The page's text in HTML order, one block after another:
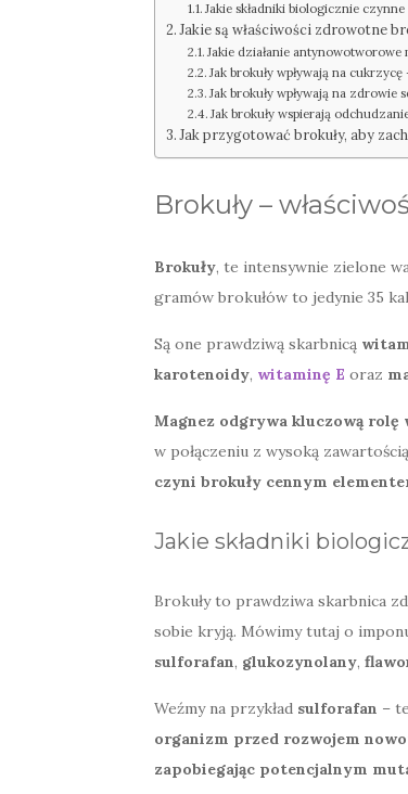
Jakie składniki biologicznie
Jakie są właściwości zdrowotne
Jakie działanie antynowotworowe
Jak brokuły wpływają na
Jak brokuły wpływają na zdrowie
Jak brokuły wspierają
Jak przygotować brokuły, aby
Brokuły –
Brokuły, te intensywnie zielone
gramów brokułów to jedynie 35
Są one prawdziwą skarbnicą
karotenoidy, witaminę E oraz
Magnez odgrywa kluczową
w połączeniu z wysoką
czyni brokuły cennym
Jakie składniki
Brokuły to prawdziwa skarbnica
sobie kryją. Mówimy tutaj o
sulforafan, glukozynolany,
Weźmy na przykład sulforafan –
organizm przed rozwojem
zapobiegając potencjalnym